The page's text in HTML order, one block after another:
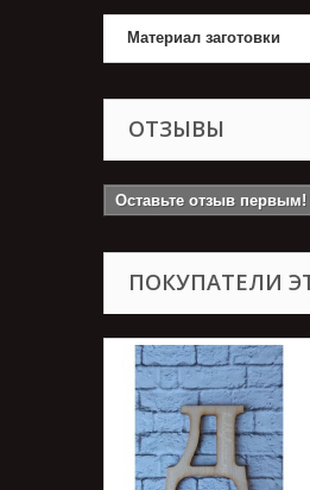
Материал заготовки
ОТЗЫВЫ
Оставьте отзыв первым!
ПОКУПАТЕЛИ